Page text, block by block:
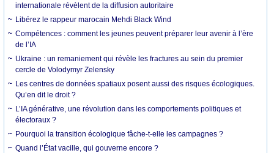
internationale révèlent de la diffusion autoritaire
Libérez le rappeur marocain Mehdi Black Wind
Compétences : comment les jeunes peuvent préparer leur avenir à l’ère
de l’IA
Ukraine : un remaniement qui révèle les fractures au sein du premier
cercle de Volodymyr Zelensky
Les centres de données spatiaux posent aussi des risques écologiques.
Qu’en dit le droit ?
L’IA générative, une révolution dans les comportements politiques et
électoraux ?
Pourquoi la transition écologique fâche-t-elle les campagnes ?
Quand l’État vacille, qui gouverne encore ?